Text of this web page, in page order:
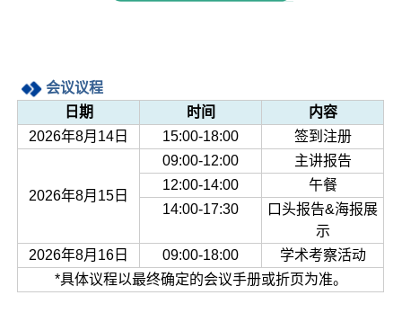
会议议程
日期
时间
内容
2026年8月14日
15:00-18:00 签到注册
2026年8月15日
09:00-12:00
主讲报告
12:00-14:00
午餐
14:00-17:30
口头报告&海报展
示
2026年8月16日
09:00-18:00
学术考察活动
*具体议程以最终确定的会议手册或折页为准。